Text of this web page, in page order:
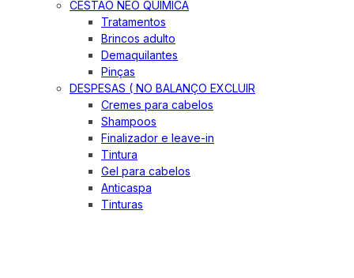
CESTÃO NEO QUIMICA
Tratamentos
Brincos adulto
Demaquilantes
Pinças
DESPESAS ( NO BALANÇO EXCLUIR
Cremes para cabelos
Shampoos
Finalizador e leave-in
Tintura
Gel para cabelos
Anticaspa
Tinturas